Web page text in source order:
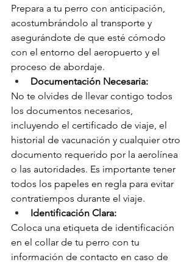
Prepara a tu perro con anticipación,
acostumbrándolo al transporte y
asegurándote de que esté cómodo
con el entorno del aeropuerto y el
proceso de abordaje.
Documentación Necesaria:
No te olvides de llevar contigo todos
los documentos necesarios,
incluyendo el certificado de viaje, el
historial de vacunación y cualquier otro
documento requerido por la aerolínea
o las autoridades. Es importante tener
todos los papeles en regla para evitar
contratiempos durante el viaje.
Identificación Clara:
Coloca una etiqueta de identificación
en el collar de tu perro con tu
información de contacto en caso de